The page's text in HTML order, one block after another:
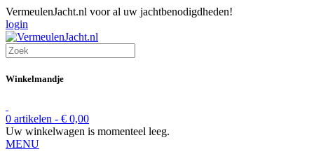
VermeulenJacht.nl voor al uw jachtbenodigdheden!
login
Winkelmandje
0 artikelen - € 0,00
Uw winkelwagen is momenteel leeg.
MENU